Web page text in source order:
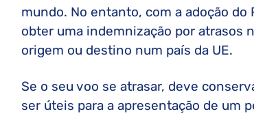
mundo. No entanto, com a adoção do
obter uma indemnização por atrasos
origem ou destino num país da UE.
Se o seu voo se atrasar, deve
ser úteis para a apresentação de um